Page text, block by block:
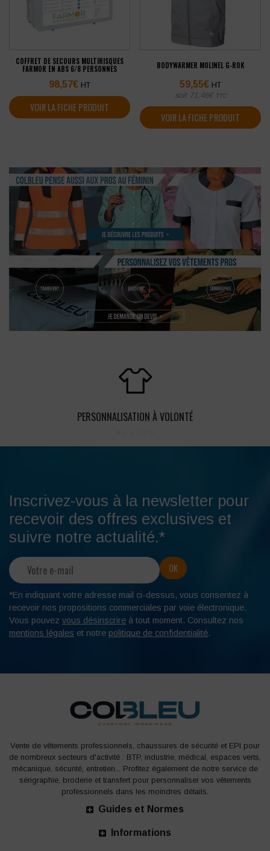
COFFRET DE SECOURS MULTIRISQUES
FARMOR EN ABS 6/8 PERSONNES
98,57€ HT
VOIR LA FICHE PRODUIT
BODYWARMER MOLINEL G-ROK
59,55€ HT
soit 71,46€ TTC
VOIR LA FICHE PRODUIT
PERSONNALISATION À VOLONTÉ
Inscrivez-vous à la newsletter pour
recevoir des offres exclusives et
suivre notre actualité.*
*En indiquant votre adresse mail ci-dessus, vous consentez à
recevoir nos propositions commerciales par voie électronique.
Vous pouvez vous désinscrire à tout moment. Consultez nos
mentions légales et notre politique de confidentialité.
Vente de vêtements professionnels, chaussures de sécurité et EPI pour
de nombreux secteurs d'activité : BTP, industrie, médical, espaces verts,
mécanique, sécurité, entretien... Profitez également de notre service de
sérigraphie, broderie et transfert pour personnaliser vos vêtements
professionnels dans les moindres détails.
Guides et Normes
Informations